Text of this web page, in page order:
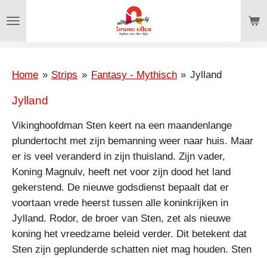
direct
hoofdinhoud
Home » Strips » Fantasy - Mythisch » Jylland
Jylland
Vikinghoofdman Sten keert na een maandenlange
plundertocht met zijn bemanning weer naar huis. Maar
er is veel veranderd in zijn thuisland. Zijn vader,
Koning Magnulv, heeft net voor zijn dood het land
gekerstend. De nieuwe godsdienst bepaalt dat er
voortaan vrede heerst tussen alle koninkrijken in
Jylland. Rodor, de broer van Sten, zet als nieuwe
koning het vreedzame beleid verder. Dit betekent dat
Sten zijn geplunderde schatten niet mag houden. Sten